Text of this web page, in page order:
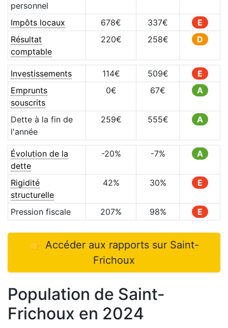
personnel
Impôts locaux 678€ 337€
E
Résultat
comptable
220€ 258€ D
Investissements 114€ 509€
E
Emprunts
souscrits
0€ 67€ A
Dette à la fin de
l'année
259€ 555€ A
Évolution de la
dette
-20% -7% A
Rigidité
structurelle
42% 30% E
Pression fiscale 207% 98% E
👉 Accéder aux rapports sur Saint-
Frichoux
Population de Saint-
Frichoux en 2024